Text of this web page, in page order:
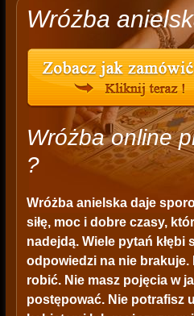
Wróżba
Wróżba online
?
Wróżba anielska daje
siłę, moc i dobre czasy,
nadejdą. Wiele pytań kłębi
odpowiedzi na nie brakuje.
robić. Nie masz pojęcia w
postępować. Nie potrafisz